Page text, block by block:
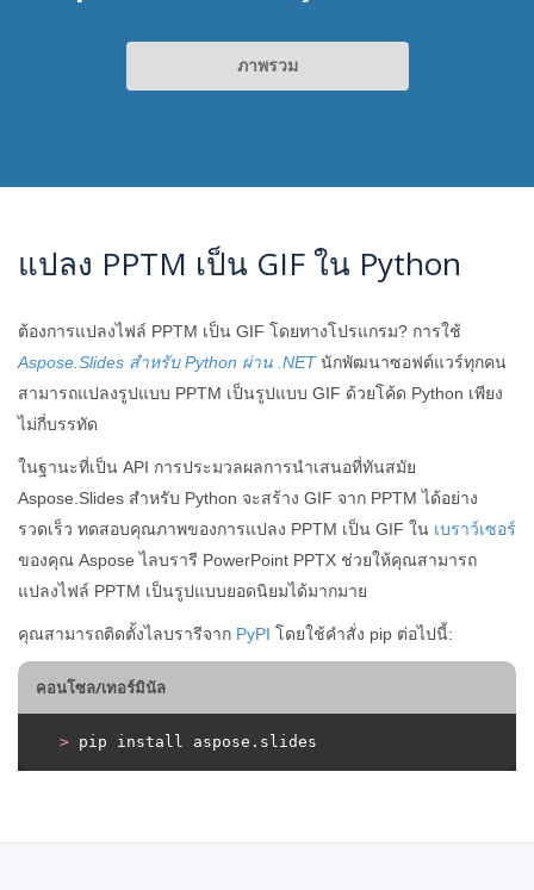
ภาพรวม
แปลง PPTM เป็น GIF ใน Python
ต้องการแปลงไฟล์ PPTM เป็น GIF โดยทางโปรแกรม? การใช้
Aspose.Slides สำหรับ Python ผ่าน .NETนักพัฒนาซอฟต์แวร์ทุกคน
สามารถแปลงรูปแบบ PPTM เป็นรูปแบบ GIF ด้วยโค้ด Python เพียง
ไม่กี่บรรทัด
ในฐานะที่เป็น API การประมวลผลการนำเสนอที่ทันสมัย ​​
Aspose.Slides สำหรับ Python จะสร้าง GIF จาก PPTM ได้อย่าง
รวดเร็ว ทดสอบคุณภาพของการแปลง PPTM เป็น GIF ใน เบราว์เซอร์
ของคุณ Aspose ไลบรารี PowerPoint PPTX ช่วยให้คุณสามารถ
แปลงไฟล์ PPTM เป็นรูปแบบยอดนิยมได้มากมาย
คุณสามารถติดตั้งไลบรารีจาก PyPI โดยใช้คำสั่ง pip ต่อไปนี้:
คอนโซล/เทอร์มินัล
> pip install aspose.slides